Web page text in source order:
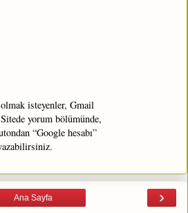
isteyenler, Gmail
yorum bölümünde,
“Google hesabı”
›
Ana Sayfa